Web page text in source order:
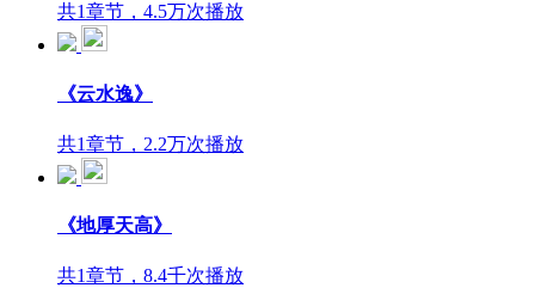
共1章节，4.5万次播放
《云水逸》
共1章节，2.2万次播放
《地厚天高》
共1章节，8.4千次播放